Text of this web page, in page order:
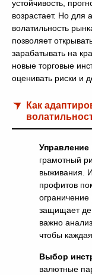
устойчивость,
возрастает. Но для
волатильность
позволяет
зарабатывать на
новые торговые
оценивать риски и
Как
Управление
грамотный
выживания.
профитов
ограничение
защищает
важно
чтобы
Выбор
валютные